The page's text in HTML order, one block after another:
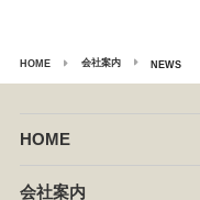
HOME 会社案内 NEWS
HOME
会社案内